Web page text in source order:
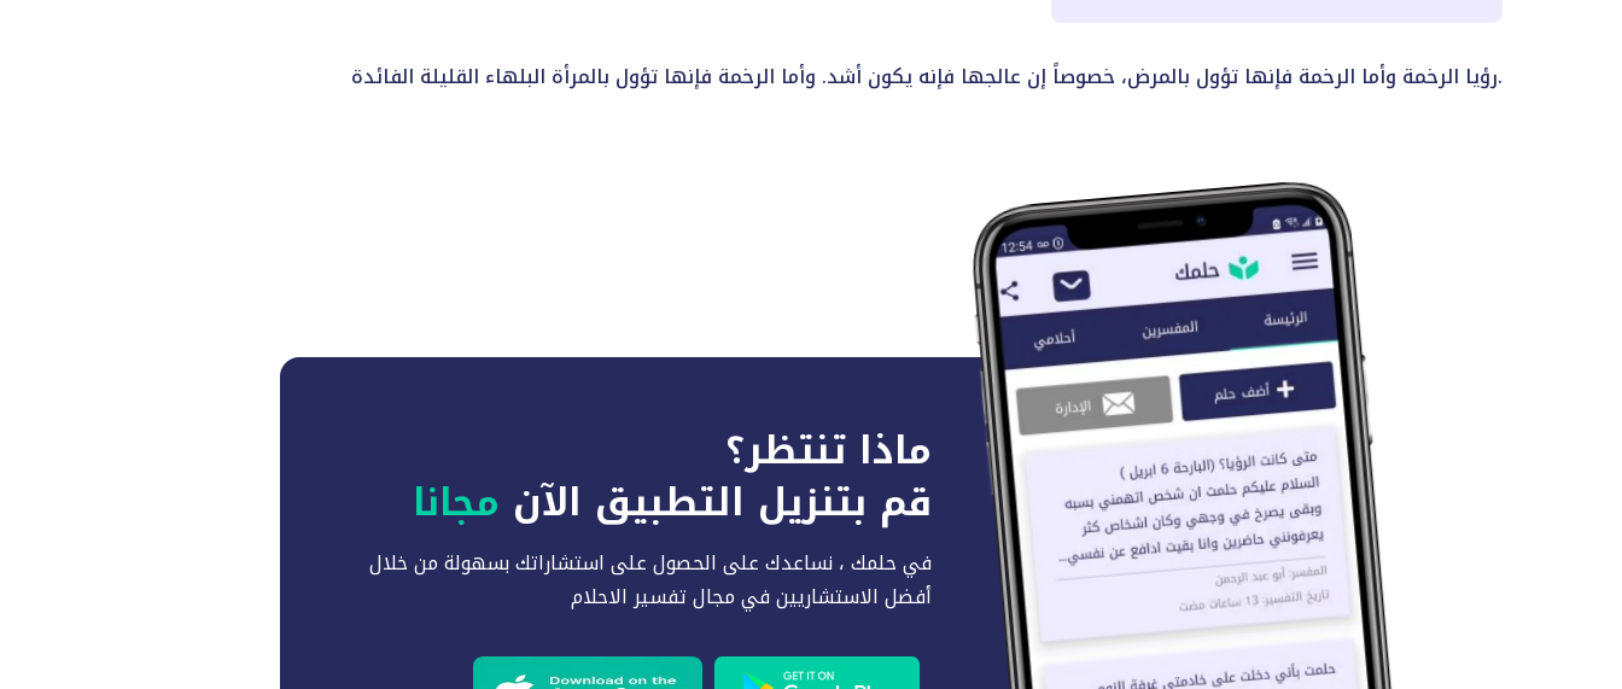
رؤيا الرخمة وأما الرخمة فإنها تؤول بالمرض، خصوصاً إن عالجها فإنه يكون أشد. وأما الرخمة فإنها تؤول بالمرأة البلهاء القليلة الفائدة.
ماذا تنتظر؟
قم بتنزيل التطبيق الآن مجانا
في حلمك ، نساعدك على الحصول على استشاراتك بسهولة من خلال
أفضل الاستشاريين في مجال تفسير الاحلام